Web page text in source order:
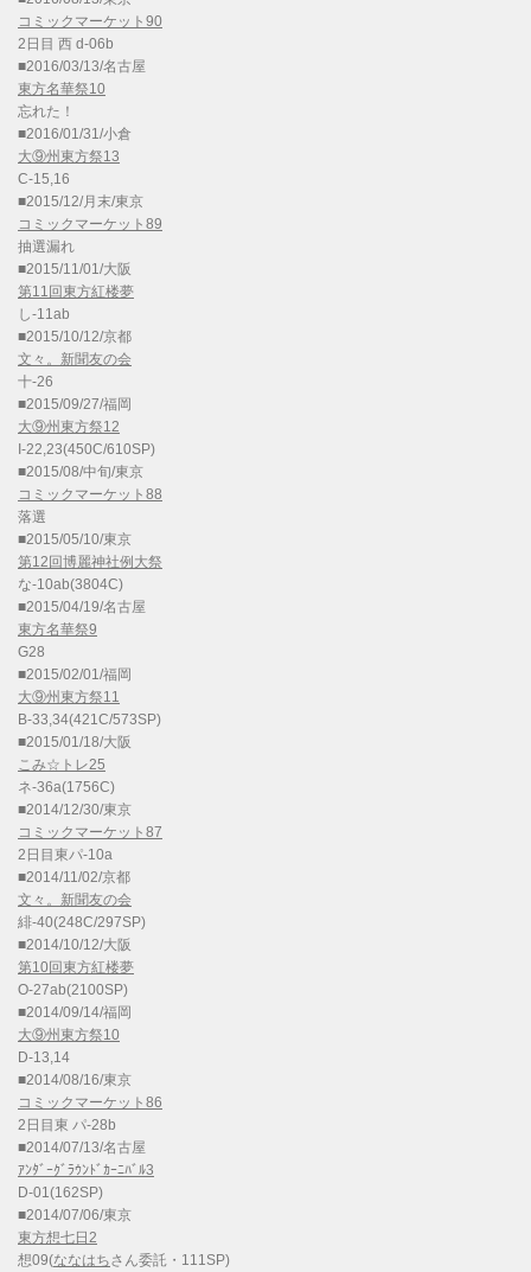
コミックマーケット90
2日目 西 d-06b
■2016/03/13/名古屋
東方名華祭10
忘れた！
■2016/01/31/小倉
大⑨州東方祭13
C-15,16
■2015/12/月末/東京
コミックマーケット89
抽選漏れ
■2015/11/01/大阪
第11回東方紅楼夢
し-11ab
■2015/10/12/京都
文々。新聞友の会
十-26
■2015/09/27/福岡
大⑨州東方祭12
I-22,23(450C/610SP)
■2015/08/中旬/東京
コミックマーケット88
落選
■2015/05/10/東京
第12回博麗神社例大祭
な-10ab(3804C)
■2015/04/19/名古屋
東方名華祭9
G28
■2015/02/01/福岡
大⑨州東方祭11
B-33,34(421C/573SP)
■2015/01/18/大阪
こみ☆トレ25
ネ-36a(1756C)
■2014/12/30/東京
コミックマーケット87
2日目東パ-10a
■2014/11/02/京都
文々。新聞友の会
緋-40(248C/297SP)
■2014/10/12/大阪
第10回東方紅楼夢
O-27ab(2100SP)
■2014/09/14/福岡
大⑨州東方祭10
D-13,14
■2014/08/16/東京
コミックマーケット86
2日目東 パ-28b
■2014/07/13/名古屋
ｱﾝﾀﾞｰｸﾞﾗｳﾝﾄﾞｶｰﾆﾊﾞﾙ3
D-01(162SP)
■2014/07/06/東京
東方想七日2
想09(ななはちさん委託・111SP)